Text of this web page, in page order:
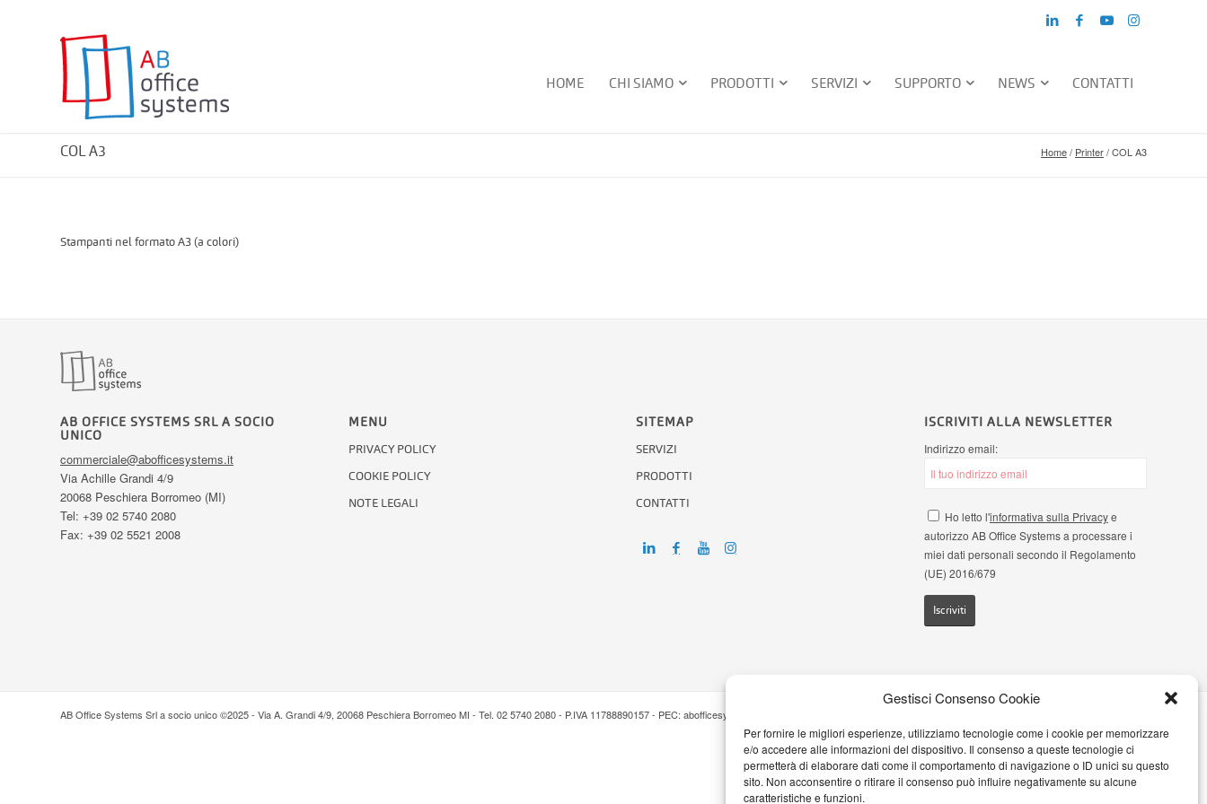
Gestisci Consenso Cookie
Per fornire le migliori esperienze, utilizziamo tecnologie come i cookie per memorizzare
e/o accedere alle informazioni del dispositivo. Il consenso a queste tecnologie ci
permetterà di elaborare dati come il comportamento di navigazione o ID unici su questo
sito. Non acconsentire o ritirare il consenso può influire negativamente su alcune
caratteristiche e funzioni.
HOME CHI SIAMO PRODOTTI SERVIZI SUPPORTO NEWS CONTATTI
COL A3 Home/ Printer/COL A3
Stampanti nel formato A3 (a colori)
AB OFFICE SYSTEMS SRL A SOCIO
UNICO
commerciale@abofficesystems.it
Via Achille Grandi 4/9
20068 Peschiera Borromeo (MI)
Tel: +39 02 5740 2080
Fax: +39 02 5521 2008
MENU
PRIVACY POLICY
COOKIE POLICY
NOTE LEGALI
SITEMAP
SERVIZI
PRODOTTI
CONTATTI
ISCRIVITI ALLA NEWSLETTER
Indirizzo email:
Ho letto l'informativa sulla Privacye
autorizzo AB Office Systems a processare i
miei dati personali secondo il Regolamento
(UE) 2016/679
AB Office Systems Srl a socio unico ©2025 - Via A. Grandi 4/9, 20068 Peschiera Borromeo MI - Tel. 02 5740 2080 - P.IVA 11788890157 - PEC: abofficesystems @ pec.it |